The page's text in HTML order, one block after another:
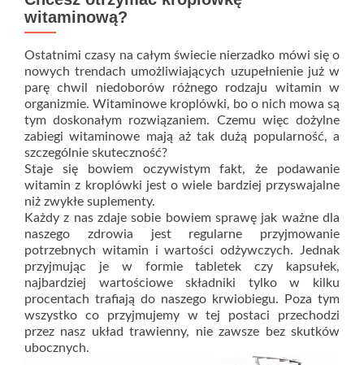
witaminową?
Ostatnimi czasy na całym świecie nierzadko mówi się o
nowych trendach umożliwiających uzupełnienie już w
parę chwil niedoborów różnego rodzaju witamin w
organizmie. Witaminowe kroplówki, bo o nich mowa są
tym doskonałym rozwiązaniem. Czemu więc dożylne
zabiegi witaminowe mają aż tak dużą popularność, a
szczególnie skuteczność?
Staje się bowiem oczywistym fakt, że podawanie
witamin z kroplówki jest o wiele bardziej przyswajalne
niż zwykłe suplementy.
Każdy z nas zdaje sobie bowiem sprawę jak ważne dla
naszego zdrowia jest regularne przyjmowanie
potrzebnych witamin i wartości odżywczych. Jednak
przyjmując je w formie tabletek czy kapsułek,
najbardziej wartościowe składniki tylko w kilku
procentach trafiają do naszego krwiobiegu. Poza tym
wszystko co przyjmujemy w tej postaci przechodzi
przez nasz układ trawienny, nie zawsze bez skutków
ubocznych.